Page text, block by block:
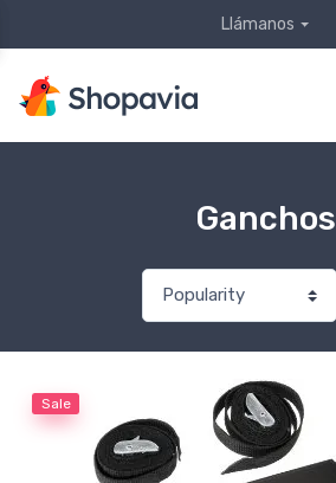
Llámanos
Ganchos
Sale